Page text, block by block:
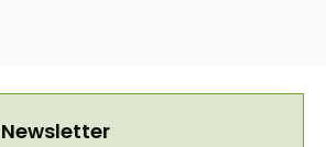
Newsletter